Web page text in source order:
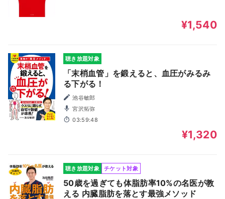
¥1,540
聴き放題対象
「末梢血管」を鍛えると、血圧がみるみ
る下がる！
池谷敏郎
宮沢拓弥
03:59:48
¥1,320
聴き放題対象 チケット対象
50歳を過ぎても体脂肪率10%の名医が教
える 内臓脂肪を落とす最強メソッド